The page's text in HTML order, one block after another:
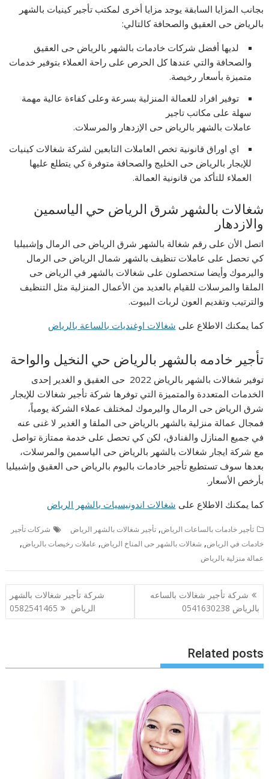
بجانب المزايا السابقة يوجد مزايا أخرى لمكتب تأجير كينيات بالشهر
بالرياض حى العقيق والصحافة كالتالي:
لديها أفضل شركات خادمات بالشهر بالرياض حى العقيق
والصحافة والتي عندها كل الحرص على راحة العملاء بتوفير خدمات
متميزة بأسعار رخيصة.
توفير افراد للعمالة المنزلية بسرعة وعلى كفاءة عالية مهمة
سهلة على مكاتب تاجير
عاملات بالشهر بالرياض حى الإزدهار والمرسلات.
اي اوراق قانونية تخص العاملات التابعين لشركة شغالات كينيات
للإيجار بالرياض حى الخليج والصحافة متوفرة كي يتطلع عليها
العملاء للتأكد من قانونية العمالة.
شغالات بالشهر شرق الرياض حي الياسمين
والازدهار
اتصل الأن على رقم شغالة بالشهر شرق الرياض حى الرمال وإشبيليا
كي تحصل على عاملات تنظيف بالشهر شمال الرياض حى الرمال
واليرموك وأيضا ستحصلون على شغالات بالشهر في الرياض حى
الملقا والمرسلات للقيام بالعديد من الأعمال المنزلية مثل التنظيف
والترتيب وتقديم العون لربات البيوت.
كما يمكنك الاطلاع على شغالات اوغنديات بالساعة بالرياض
تأجير خادمه بالشهر بالرياض حي النخيل والواحة
توفير شغالات بالشهر بالرياض 2022 حى العقيق و الغدير إحدى
الخدمات المتعددة والمتميزة التي توفرها شركة تأجير شغالات للإيجار
شرق الرياض حى الرمال واليرموك لمختلف عملاء الشركة يومياً،
فمجال عمالة منزلية بالشهر بالرياض حى الملقا و الغدير لا غنى عنه
في جميع المنازل والفنادق، لكن كي تحصل على خدمة ممتازة تواصل
مع شركة ايجار شغالات بالشهر بالرياض حى الياسمين والمرسلات،
بعدها سوف تستطيع تأجير خادمات باليوم بالرياض حى العقيق وإشبيليا
بأرخص الأسعار.
كما يمكنك الاطلاع على شغالات اندونيسيات بالشهر الرياض
تأجير خادمات بالساعات الرياض,تأجير شغالات بالشهر الرياض
شركات تأجير
خادمات في الرياض, شغالات بالشهر حى المناخ الرياض, عاملات رخيصات بالرياض,
عمالة منزلية بالرياض
تصفّح
المقالات
شركة تأجير شغالات بالساعه
بالرياض 0541630238
شركة تأجير شغالات بالشهر
الرياض 0582541465
Related posts